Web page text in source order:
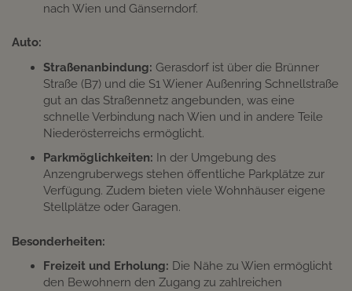
nach Wien und Gänserndorf. ​
Auto:
Straßenanbindung: Gerasdorf ist über die Brünner
Straße (B7) und die S1 Wiener Außenring Schnellstraße
gut an das Straßennetz angebunden, was eine
schnelle Verbindung nach Wien und in andere Teile
Niederösterreichs ermöglicht.​
Parkmöglichkeiten: In der Umgebung des
Anzengruberwegs stehen öffentliche Parkplätze zur
Verfügung. Zudem bieten viele Wohnhäuser eigene
Stellplätze oder Garagen.​
Besonderheiten:
Freizeit und Erholung: Die Nähe zu Wien ermöglicht
den Bewohnern den Zugang zu zahlreichen